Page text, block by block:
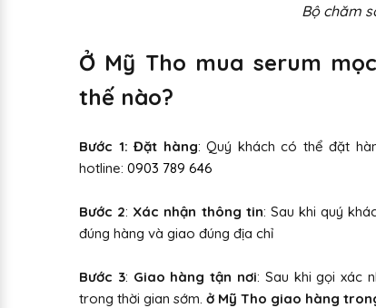
Bộ chăm
Ở Mỹ Tho mua serum
thế nào?
Bước 1: Đặt hàng: Quý khách có thể đặt
hotline: 0903 789 646
Bước 2: Xác nhận thông tin: Sau khi quý
đúng hàng và giao đúng địa chỉ
Bước 3: Giao hàng tận nơi: Sau khi gọi xác
trong thời gian sớm. ở Mỹ Tho giao hàng